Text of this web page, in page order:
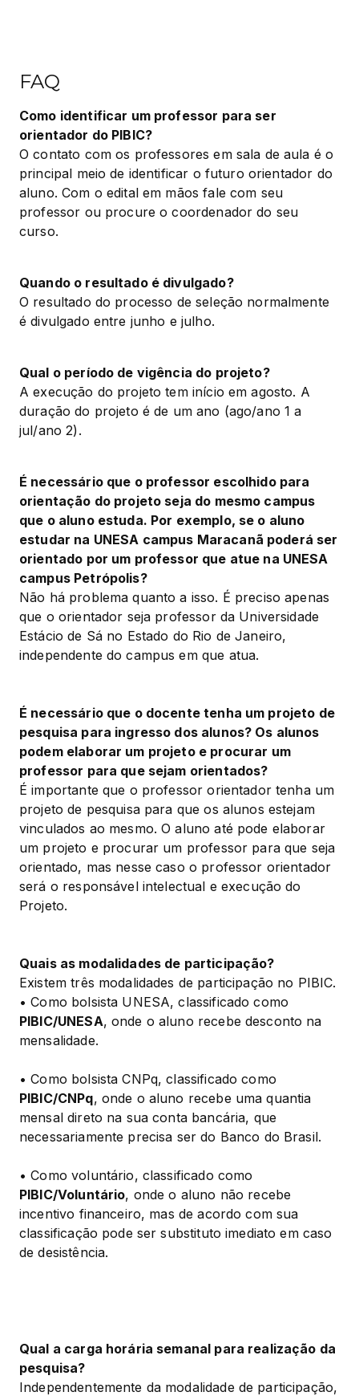
FAQ
Como identificar um professor para ser
orientador do PIBIC?
O contato com os professores em sala de aula é o
principal meio de identificar o futuro orientador do
aluno. Com o edital em mãos fale com seu
professor ou procure o coordenador do seu
curso.
Quando o resultado é divulgado?
O resultado do processo de seleção normalmente
é divulgado entre junho e julho.
Qual o período de vigência do projeto?
A execução do projeto tem início em agosto. A
duração do projeto é de um ano (ago/ano 1 a
jul/ano 2).
É necessário que o professor escolhido para
orientação do projeto seja do mesmo campus
que o aluno estuda. Por exemplo, se o aluno
estudar na UNESA campus Maracanã poderá ser
orientado por um professor que atue na UNESA
campus Petrópolis?
Não há problema quanto a isso. É preciso apenas
que o orientador seja professor da Universidade
Estácio de Sá no Estado do Rio de Janeiro,
independente do campus em que atua.
É necessário que o docente tenha um projeto de
pesquisa para ingresso dos alunos? Os alunos
podem elaborar um projeto e procurar um
professor para que sejam orientados?
É importante que o professor orientador tenha um
projeto de pesquisa para que os alunos estejam
vinculados ao mesmo. O aluno até pode elaborar
um projeto e procurar um professor para que seja
orientado, mas nesse caso o professor orientador
será o responsável intelectual e execução do
Projeto.
Quais as modalidades de participação?
Existem três modalidades de participação no PIBIC.
PIBIC/UNESA, onde o aluno recebe desconto na
mensalidade.
PIBIC/CNPq, onde o aluno recebe uma quantia
mensal direto na sua conta bancária, que
necessariamente precisa ser do Banco do Brasil.
PIBIC/Voluntário, onde o aluno não recebe
incentivo financeiro, mas de acordo com sua
classificação pode ser substituto imediato em caso
de desistência.
Qual a carga horária semanal para realização da
pesquisa?
Independentemente da modalidade de participação,